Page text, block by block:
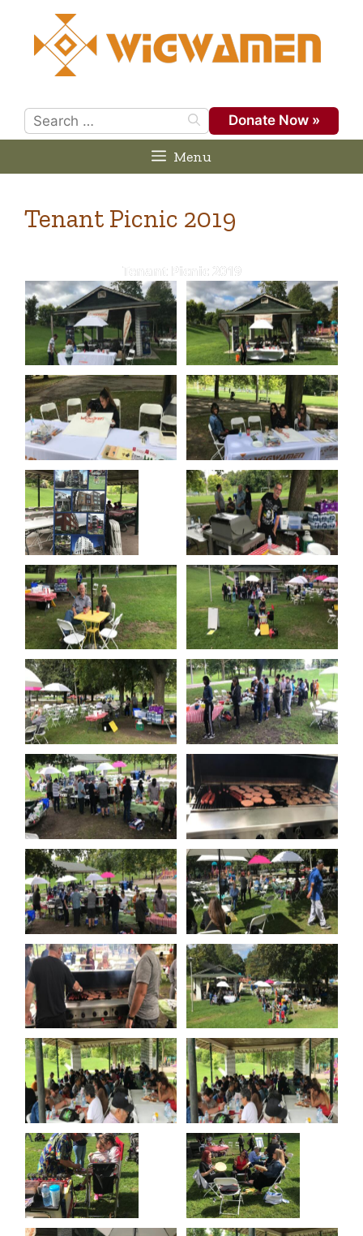
content
Search
for:
Donate Now »
Menu
Tenant Picnic 2019
Tenant Picnic 2019